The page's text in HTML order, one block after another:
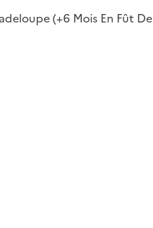
(+6 Mois En Fût De